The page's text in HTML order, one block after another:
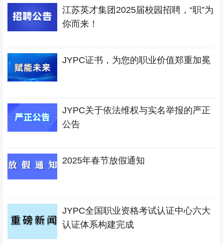
江苏英才集团2025届校园招聘，“职”为
你而来！
JYPC证书，为您的职业价值郑重加冕
JYPC关于依法维权与实名举报的严正
公告
2025年春节放假通知
JYPC全国职业资格考试认证中心六大
认证体系构建完成